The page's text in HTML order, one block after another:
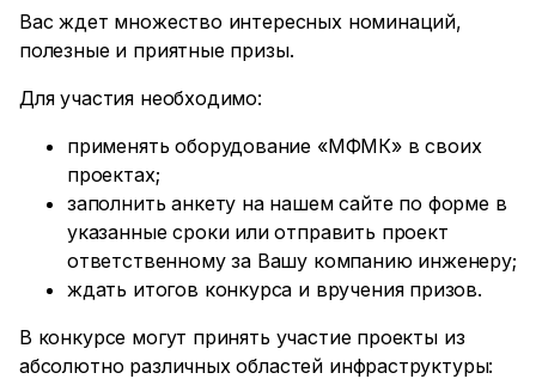
Вас ждет множество интересных номинаций,
полезные и приятные призы.
Для участия необходимо:
применять оборудование «МФМК» в своих
проектах;
заполнить анкету на нашем сайте по форме в
указанные сроки или отправить проект
ответственному за Вашу компанию инженеру;
ждать итогов конкурса и вручения призов.
В конкурсе могут принять участие проекты из
абсолютно различных областей инфраструктуры: